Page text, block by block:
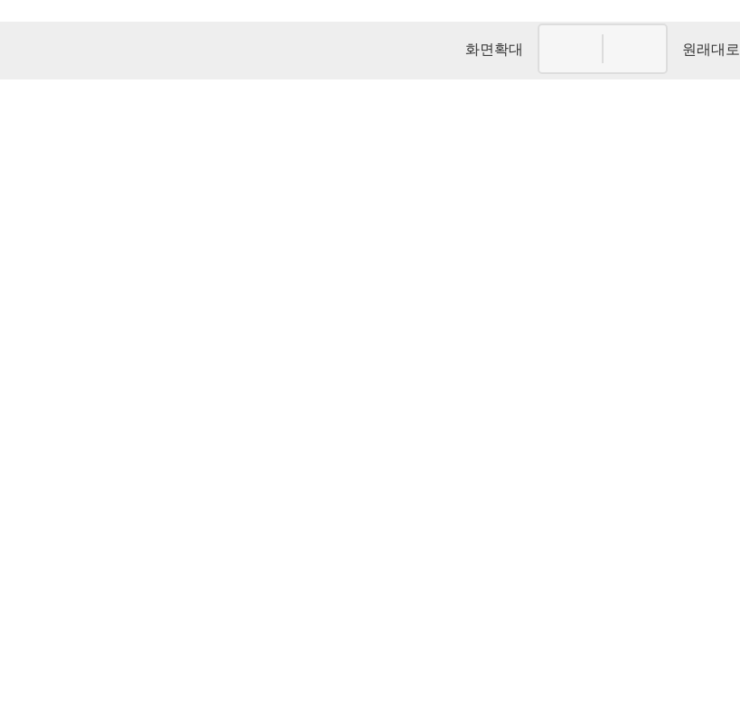
화면확대 원래대로